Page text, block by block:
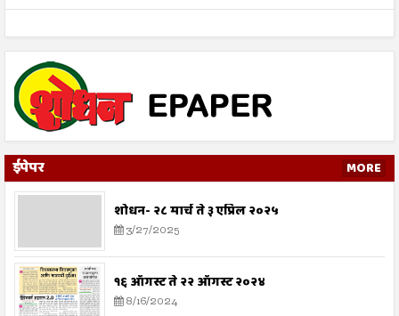
ईपेपर MORE
शोधन- २८ मार्च ते ३ एप्रिल २०२५
3/27/2025
१६ ऑगस्ट ते २२ ऑगस्ट २०२४
8/16/2024